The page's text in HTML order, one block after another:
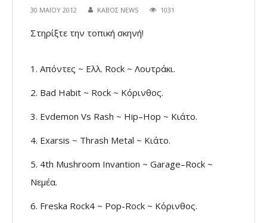
30 ΜΑΪ́ΟΥ 2012 ΚΑΒΟΣ NEWS 1031
Στηρίξτε την τοπική σκηνή!
1. Απόντες ~ Eλλ. Rock ~ Λουτράκι.
2. Bad Habit ~ Rock ~ Κόρινθος.
3. Evdemon Vs Rash ~ Hip–Hop ~ Κιάτο.
4. Exarsis ~ Thrash Metal ~ Κιάτο.
5. 4th Mushroom Invantion ~ Garage–Rock ~
Νεμέα.
6. Freska Rock4 ~ Pop-Rock ~ Κόρινθος.